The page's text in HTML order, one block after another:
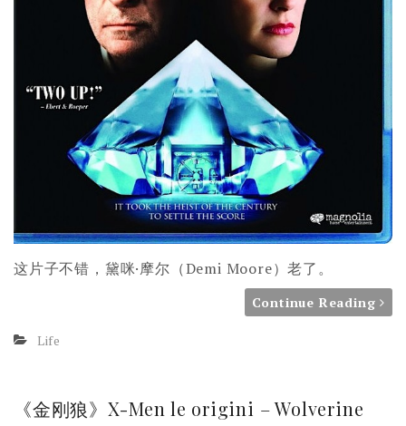
这片子不错，黛咪·摩尔（Demi Moore）老了。
Continue Reading
Life
《金刚狼》X-Men le origini – Wolverine